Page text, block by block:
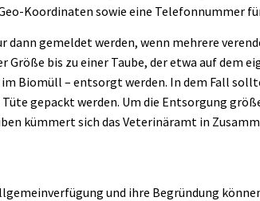
Koordinaten sowie eine Telefonnummer
gemeldet werden, wenn mehrere
bis zu einer Taube, der etwa auf dem
Biomüll – entsorgt werden. In dem Fall
gepackt werden. Um die Entsorgung
kümmert sich das Veterinäramt in
und ihre Begründung